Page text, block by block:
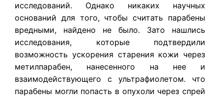
исследований. Однако никаких научных
оснований для того, чтобы считать парабены
вредными, найдено не было. Зато нашлись
исследования, которые подтвердили
возможность ускорения старения кожи через
метилпарабен, нанесенного на нее и
взаимодействующего с ультрафиолетом. что
парабены могли попасть в опухоли через спрей